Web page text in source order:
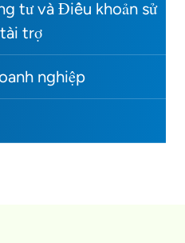
tư và Điều khoản sử
trợ
nghiệp